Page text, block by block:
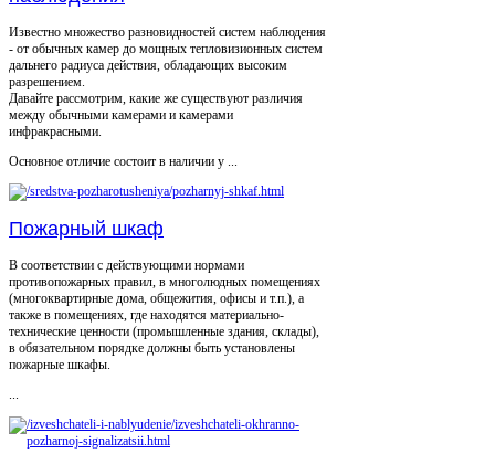
Известно множество разновидностей систем наблюдения
- от обычных камер до мощных тепловизионных систем
дальнего радиуса действия, обладающих высоким
разрешением.
Давайте рассмотрим, какие же существуют различия
между обычными камерами и камерами
инфракрасными.
Основное отличие состоит в наличии у ...
Пожарный шкаф
В соответствии с действующими нормами
противопожарных правил, в многолюдных помещениях
(многоквартирные дома, общежития, офисы и т.п.), а
также в помещениях, где находятся материально-
технические ценности (промышленные здания, склады),
в обязательном порядке должны быть установлены
пожарные шкафы.
...